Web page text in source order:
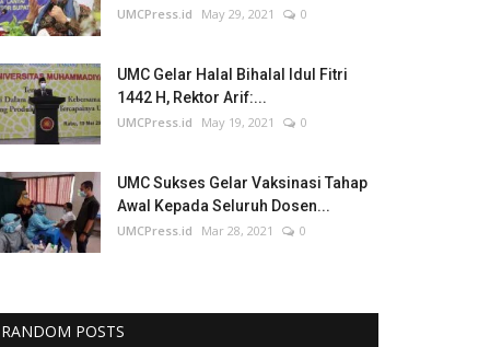
UMCPress.id May 29, 2021 0
UMC Gelar Halal Bihalal Idul Fitri
1442 H, Rektor Arif:...
UMCPress.id May 19, 2021 0
UMC Sukses Gelar Vaksinasi Tahap
Awal Kepada Seluruh Dosen...
UMCPress.id Mar 28, 2021 0
RANDOM POSTS